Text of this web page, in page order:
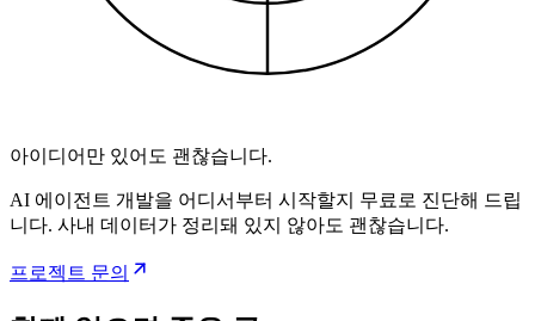
아이디어만 있어도 괜찮습니다.
AI 에이전트 개발을 어디서부터 시작할지 무료로 진단해 드립
니다. 사내 데이터가 정리돼 있지 않아도 괜찮습니다.
프로젝트 문의